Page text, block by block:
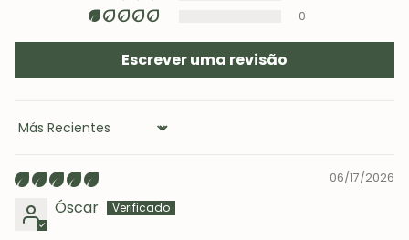
0
Escrever uma revisão
Sort by
06/17/2026
Óscar